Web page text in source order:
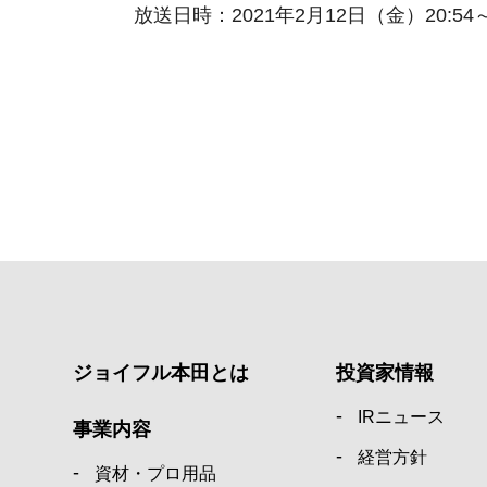
放送日時：2021年2月12日（金）20:54
ジョイフル本田とは
事業内容
資材・プロ用品
投資家情報
IRニュース
経営方針